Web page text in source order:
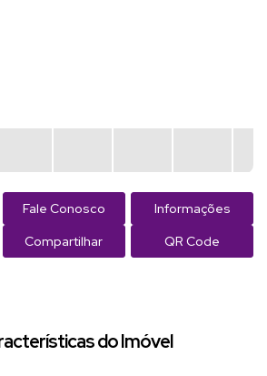
Fale Conosco
Informações
Compartilhar QR Code
do Imóvel